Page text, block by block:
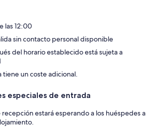
las 12:00
sin contacto personal disponible
del horario establecido está sujeta a
tiene un coste adicional.
especiales de entrada
recepción estará esperando a los huéspedes a